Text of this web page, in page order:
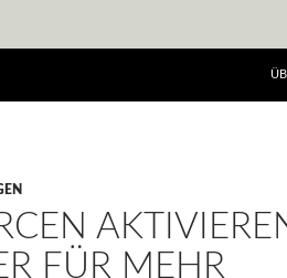
FÜR MEHR